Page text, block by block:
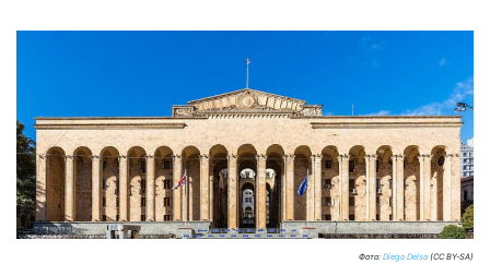
Фото: Diego Delso (CC BY-SA)